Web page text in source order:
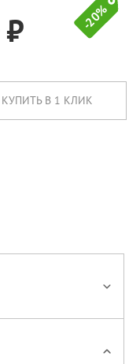
-20%
КУПИТЬ В 1 КЛИК